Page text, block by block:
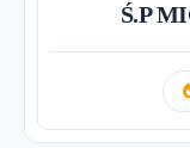
Ś.P